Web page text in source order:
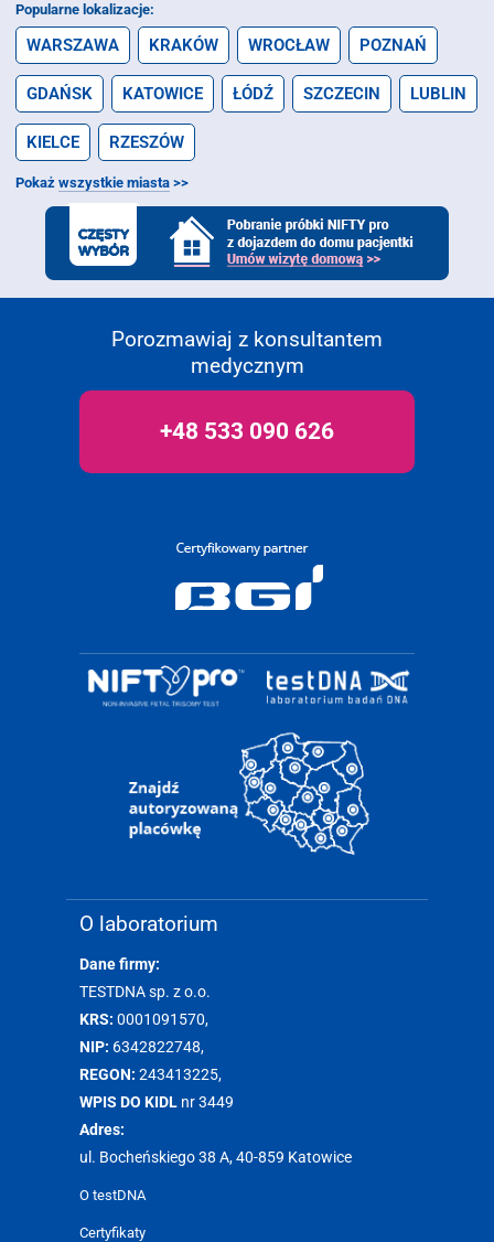
Popularne lokalizacje:
WARSZAWA KRAKÓW WROCŁAW POZNAŃ
GDAŃSK KATOWICE ŁÓDŹ SZCZECIN LUBLIN
KIELCE RZESZÓW
Pokaż wszystkie miasta >>
Porozmawiaj z konsultantem
medycznym
+48 533 090 626
O laboratorium
Dane firmy:
TESTDNA sp. z o.o.
KRS: 0001091570,
NIP: 6342822748,
REGON: 243413225,
WPIS DO KIDL nr 3449
Adres:
ul. Bocheńskiego 38 A, 40-859 Katowice
O testDNA
Certyfikaty